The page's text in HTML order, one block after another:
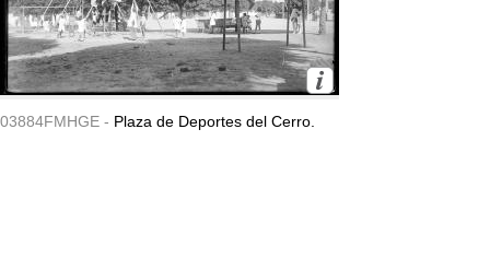
03884FMHGE - Plaza de Deportes del Cerro.